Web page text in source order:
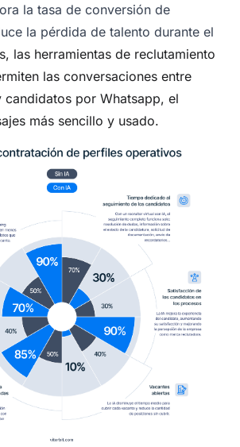
la tasa de conversión de
la pérdida de talento durante el
las herramientas de reclutamiento
las conversaciones entre
candidatos por Whatsapp, el
más sencillo y usado.